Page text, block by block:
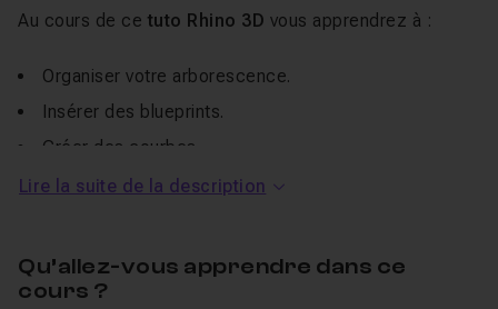
Au cours de ce tuto Rhino 3D vous apprendrez à :
Organiser votre arborescence.
Insérer des blueprints.
Créer des courbes.
Créer des surfaces.
Déplacer vos objets.
Importer vos modèles 3D dans
Lire la suite de la description
Qu’allez-vous apprendre dans ce
cours ?